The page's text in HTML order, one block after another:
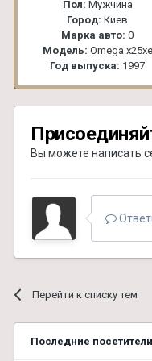
Пол: Мужчина
Город: Киев
Марка авто: 0
Модель: Omega x25xe
Год выпуска: 1997
Вы можете написать
Перейти к списку тем
Последние